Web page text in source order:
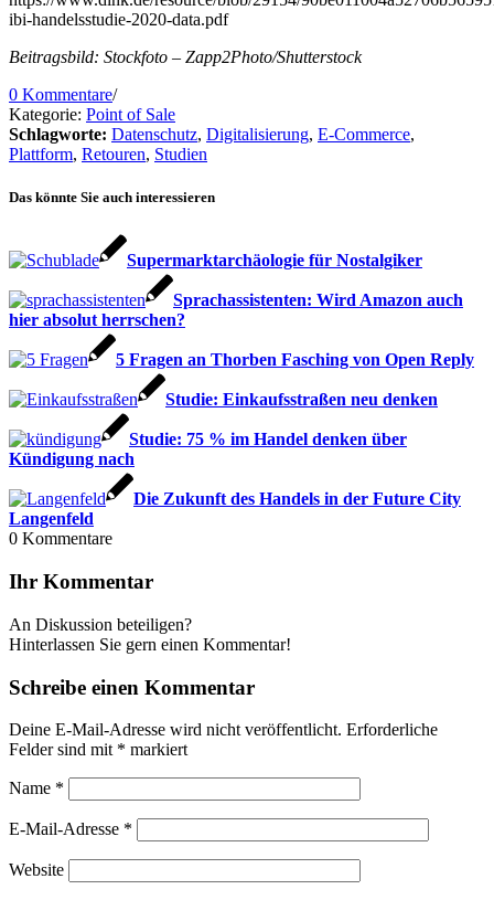
ibi-handelsstudie-2020-data.pdf
Beitragsbild: Stockfoto – Zapp2Photo/Shutterstock
0 Kommentare/
Kategorie: Point of Sale
Schlagworte: Datenschutz, Digitalisierung, E-Commerce,
Plattform, Retouren, Studien
Das könnte Sie auch interessieren
Supermarktarchäologie für Nostalgiker
Sprachassistenten: Wird Amazon auch
hier absolut herrschen?
5 Fragen an Thorben Fasching von Open Reply
Studie: Einkaufsstraßen neu denken
Studie: 75 % im Handel denken über
Kündigung nach
Die Zukunft des Handels in der Future City
Langenfeld
0 Kommentare
Ihr Kommentar
An Diskussion beteiligen?
Hinterlassen Sie gern einen Kommentar!
Schreibe einen Kommentar
Deine E-Mail-Adresse wird nicht veröffentlicht. Erforderliche
Felder sind mit * markiert
Name *
E-Mail-Adresse *
Website